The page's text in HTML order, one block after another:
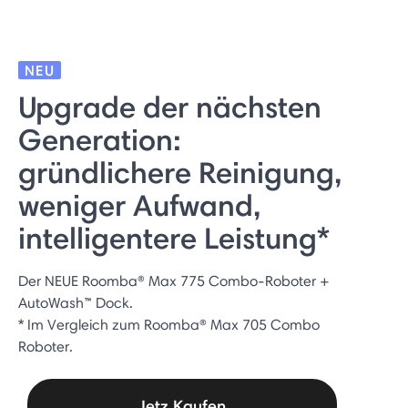
NEU
Upgrade der nächsten
Generation:
gründlichere Reinigung,
weniger Aufwand,
intelligentere Leistung*
Der NEUE Roomba® Max 775 Combo-Roboter +
AutoWash™ Dock.
* Im Vergleich zum Roomba® Max 705 Combo
Roboter.